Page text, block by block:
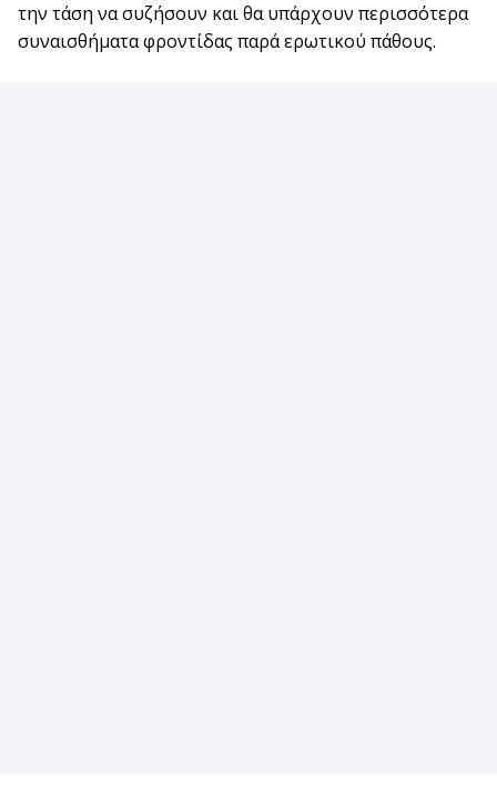
την τάση να συζήσουν και θα υπάρχουν περισσότερα
συναισθήματα φροντίδας παρά ερωτικού πάθους.